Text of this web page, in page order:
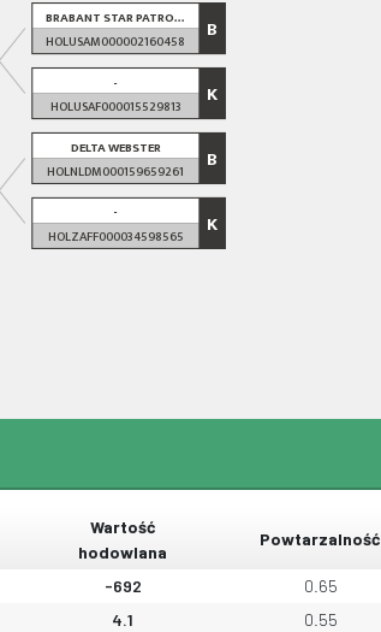
BRABANT STAR PATRO...
HOLUSAM000002160458 B
-
HOLUSAF000015529813 K
DELTA WEBSTER
HOLNLDM000159659261 B
-
HOLZAFF000034598565 K
Wartość
hodowlana
Powtarzalność
-692 0.65
4.1 0.55